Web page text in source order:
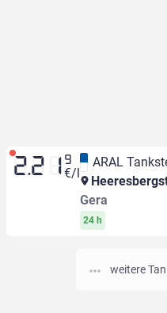
2.21 9
€/l
ARAL
Gera
24 h
weitere